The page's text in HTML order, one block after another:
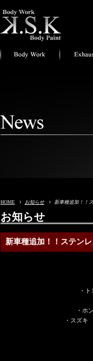
HOME お知らせ 新車種追加！！
お知らせ
新車種追加！！ステン
・
・ホ
・スズ